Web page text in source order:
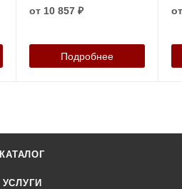
от 10 857 ₽
Подробнее
КАТАЛОГ
УСЛУГИ